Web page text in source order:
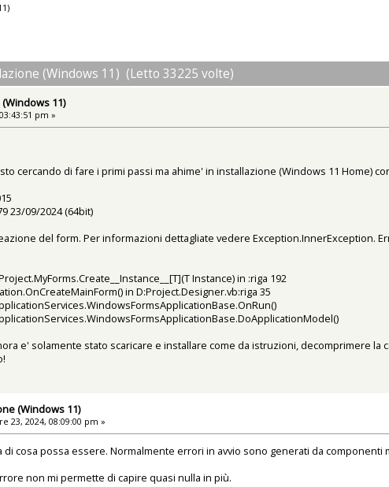
(Windows 11) (Letto 33225 volte)
11)
pm »
cercando di fare i primi passi ma ahime' in installazione (Windows 11 Home)
23/09/2024 (64bit)
del form. Per informazioni dettagliate vedere Exception.InnerException.
Instance) in :riga 192
in D:Project.Designer.vb:riga 35
e' solamente stato scaricare e installare come da istruzioni, decomprimere la
(Windows 11)
23, 2024, 08:09:00 pm »
cosa possa essere. Normalmente errori in avvio sono generati da componenti
non mi permette di capire quasi nulla in più.